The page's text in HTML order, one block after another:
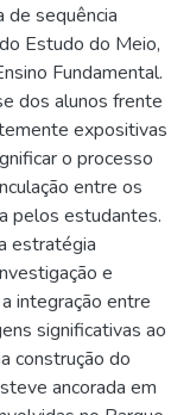
sequência
Estudo do Meio,
Fundamental.
dos alunos frente
expositivas
o processo
entre os
pelos estudantes.
estratégia
e
integração entre
significativas ao
construção do
ancorada em